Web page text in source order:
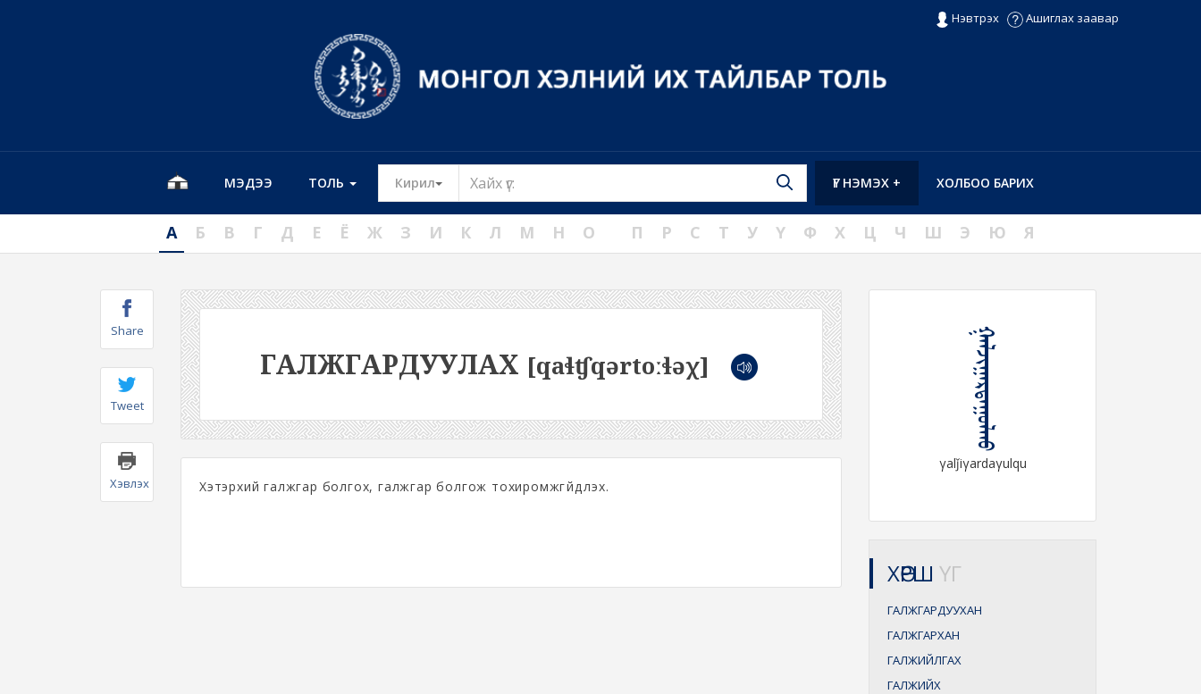
Нэвтрэх Ашиглах заавар
МЭДЭЭ ТОЛЬ Кирил Toggle Dropdown ХОЛБОО БАРИХ
ҮГ НЭМЭХ +
А Б В Г Д Е Ё Ж З И К Л М Н О П Р С Т У Ү Ф Х Ц Ч Ш Э Ю Я
Share
Tweet
Хэвлэх
ГАЛЖГАРДУУЛАХ [qaɬʧqərtoːɬəχ]
Хэтэрхий галжгар болгох, галжгар болгож тохиромжгүйдүүлэх.
ᠭᠠᠯᠵᠢᠭᠠᠷᠳᠠᠭᠤᠯᠬᠤ
γalǰiγardaγulqu
ХӨРШ ҮГ
ГАЛЖГАРДУУХАН
ГАЛЖГАРХАН
ГАЛЖИЙЛГАХ
ГАЛЖИЙХ